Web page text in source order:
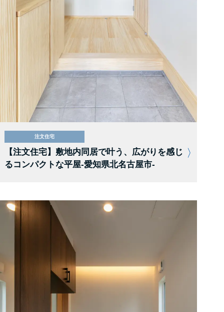
注文住宅
【注文住宅】敷地内同居で叶う、広がりを感じ
るコンパクトな平屋-愛知県北名古屋市-